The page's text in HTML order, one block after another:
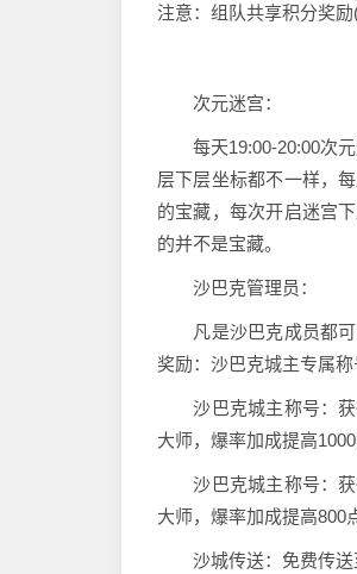
注意：组队共享积分奖励
次元迷宫：
每天19:00-20:00次元
层下层坐标都不一样，
的宝藏，每次开启迷宫
的并不是宝藏。
沙巴克管理员：
凡是沙巴克成员都可
奖励：沙巴克城主专属
沙巴克城主称号：获
大师，爆率加成提高
沙巴克城主称号：获
大师，爆率加成提高800
沙城传送：免费传送